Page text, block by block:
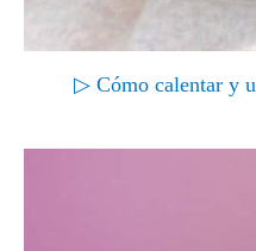
▷ Cómo calentar y